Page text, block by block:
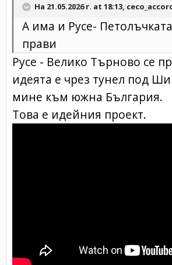
На 21.05.2026 г. at 18:13,
А има и Русе-
прави
Русе - Велико Търново се
идеята е чрез тунел под
мине към южна България.
Това е идейния проект.